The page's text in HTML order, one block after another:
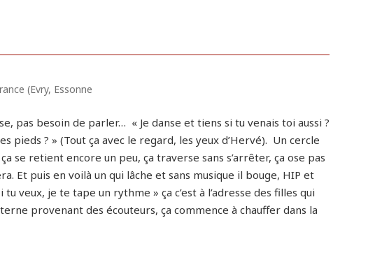
(Evry, Essonne
pas besoin de parler… « Je danse et tiens si tu venais toi aussi ?
pieds ? » (Tout ça avec le regard, les yeux d’Hervé). Un cercle
se retient encore un peu, ça traverse sans s’arrêter, ça ose pas
Et puis en voilà un qui lâche et sans musique il bouge, HIP et
veux, je te tape un rythme » ça c’est à l’adresse des filles qui
provenant des écouteurs, ça commence à chauffer dans la